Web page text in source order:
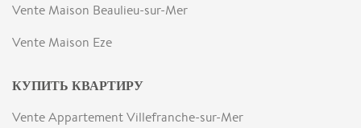
Vente Maison Beaulieu-sur-Mer
Vente Maison Eze
КУПИТЬ КВАРТИРУ
Vente Appartement Villefranche-sur-Mer